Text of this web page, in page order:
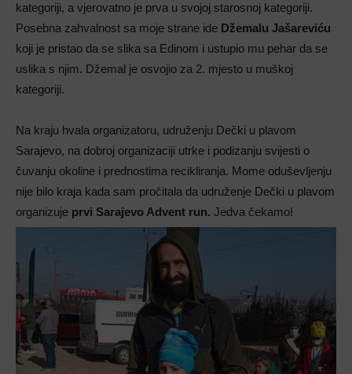
kategoriji, a vjerovatno je prva u svojoj starosnoj kategoriji.
Posebna zahvalnost sa moje strane ide Džemalu Jašareviću
koji je pristao da se slika sa Edinom i ustupio mu pehar da se
uslika s njim. Džemal je osvojio za 2. mjesto u muškoj
kategoriji.
Na kraju hvala organizatoru, udruženju Dečki u plavom
Sarajevo, na dobroj organizaciji utrke i podizanju svijesti o
čuvanju okoline i prednostima recikliranja. Mome oduševljenju
nije bilo kraja kada sam pročitala da udruženje Dečki u plavom
organizuje prvi Sarajevo Advent run. Jedva čekamo!